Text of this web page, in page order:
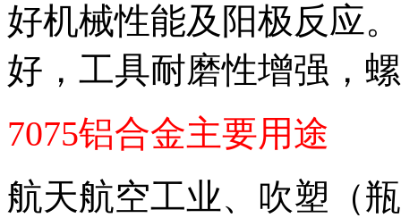
好机械性能及阳极反应
好，工具耐磨性增强，
7075铝合金主要用途
航天航空工业、吹塑（